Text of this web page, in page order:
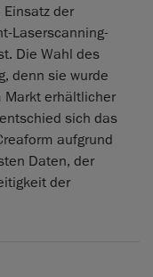
der
Laserscanning-
Die Wahl des
denn sie wurde
Markt erhältlicher
sich das
aufgrund
Daten, der
der